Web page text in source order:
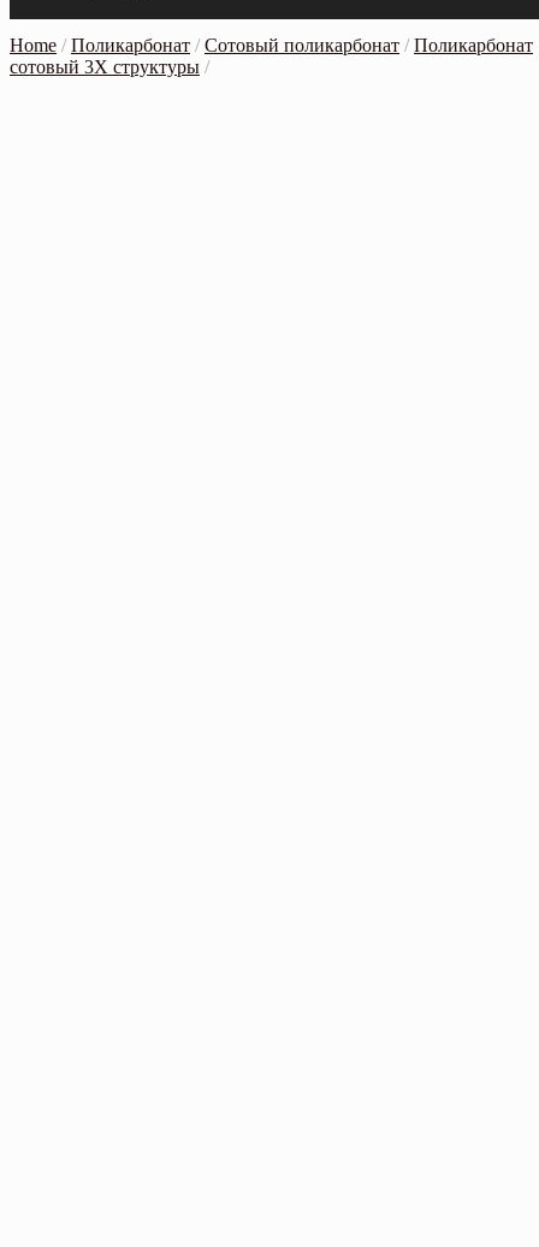
Home /Поликарбонат /Сотовый поликарбонат /Поликарбонат
сотовый 3Х структуры /